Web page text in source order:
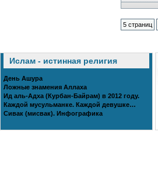
5 страниц
Ислам - истинная религия
День Ашура
Ложные знамения Аллаха
Ид аль-Адха (Курбан-Байрам) в 2012 году.
Каждой мусульманке. Каждой девушке…
Сивак (мисвак). Инфографика